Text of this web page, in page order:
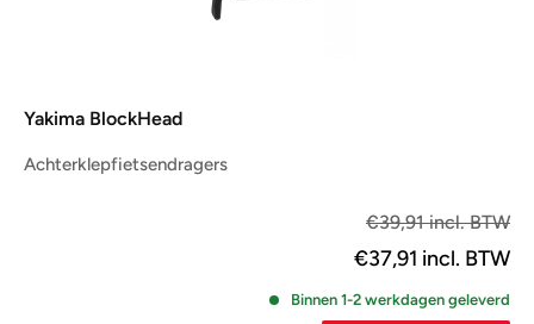
Yakima BlockHead
Achterklepfietsendragers
€39,91 incl. BTW
€37,91 incl. BTW
Binnen 1-2 werkdagen geleverd